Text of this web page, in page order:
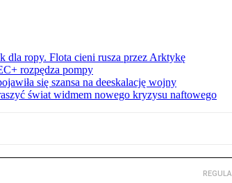
dla ropy. Flota cieni rusza przez Arktykę
rozpędza pompy
się szansa na deeskalację wojny
świat widmem nowego kryzysu naftowego